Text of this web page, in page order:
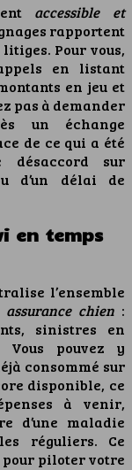
accessible et
rapportent
Pour vous,
en listant
en jeu et
pas à demander
un échange
de ce qui a été
désaccord sur
d’un délai de
en temps
l’ensemble
assurance chien :
sinistres en
Vous pouvez y
consommé sur
disponible, ce
à venir,
d’une maladie
réguliers. Ce
pour piloter votre